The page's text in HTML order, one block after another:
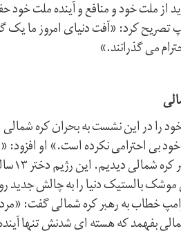
از ملت خود و منافع و آینده ملت خود
کرد: «آفت دنیای امروز ما یک
می گذرانند.»
خود را در این نشست به بحران کره
بی احترامی نکرده است.» او افزود:
کند.
بالستیک دنیا را به چالش جدید
خطاب به رهبر کره شمالی گفت:
بفهمد که هسته ای شدنش تنها